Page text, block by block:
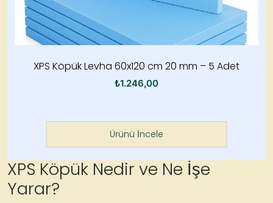
XPS Köpük Levha 60x120 cm 20 mm – 5 Adet
₺1.246,00
Ürünü İncele
XPS Köpük Nedir ve Ne İşe
Yarar?